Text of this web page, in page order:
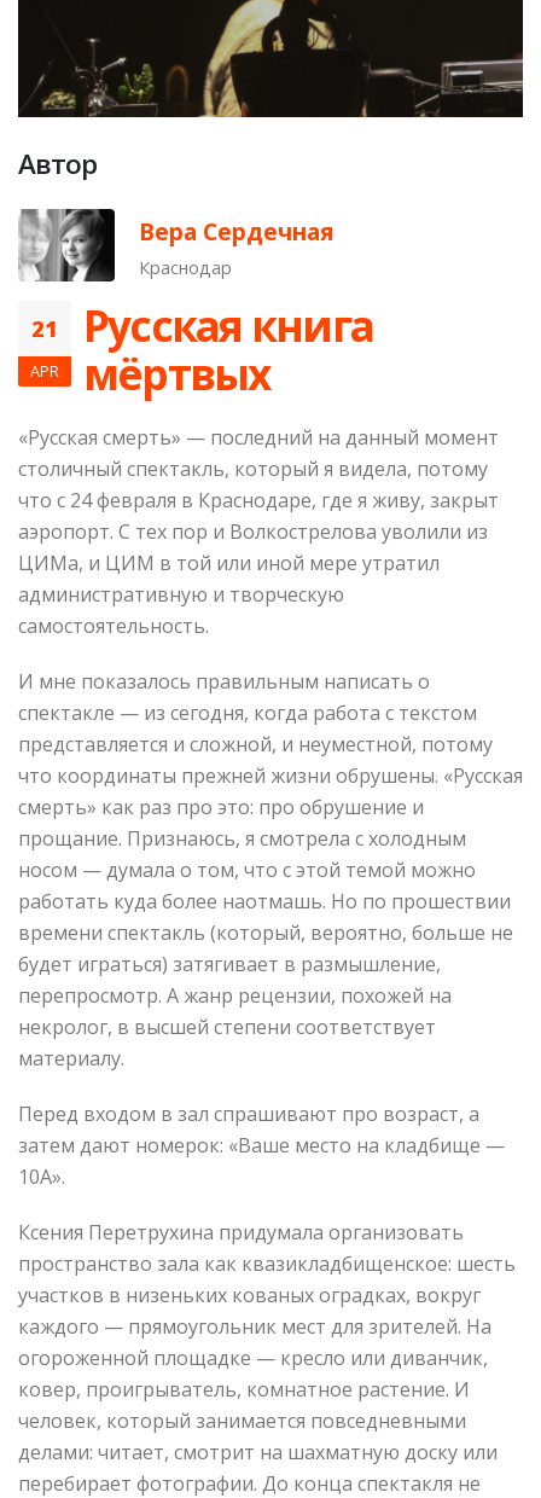
Автор
Вера Сердечная
Краснодар
21
APR
Русская книга
мёртвых
«Русская смерть» — последний на данный момент
столичный спектакль, который я видела, потому
что с 24 февраля в Краснодаре, где я живу, закрыт
аэропорт. С тех пор и Волкострелова уволили из
ЦИМа, и ЦИМ в той или иной мере утратил
административную и творческую
самостоятельность.
И мне показалось правильным написать о
спектакле — из сегодня, когда работа с текстом
представляется и сложной, и неуместной, потому
что координаты прежней жизни обрушены. «Русская
смерть» как раз про это: про обрушение и
прощание. Признаюсь, я смотрела с холодным
носом — думала о том, что с этой темой можно
работать куда более наотмашь. Но по прошествии
времени спектакль (который, вероятно, больше не
будет играться) затягивает в размышление,
перепросмотр. А жанр рецензии, похожей на
некролог, в высшей степени соответствует
материалу.
Перед входом в зал спрашивают про возраст, а
затем дают номерок: «Ваше место на кладбище —
10А».
Ксения Перетрухина придумала организовать
пространство зала как квазикладбищенское: шесть
участков в низеньких кованых оградках, вокруг
каждого — прямоугольник мест для зрителей. На
огороженной площадке — кресло или диванчик,
ковер, проигрыватель, комнатное растение. И
человек, который занимается повседневными
делами: читает, смотрит на шахматную доску или
перебирает фотографии. До конца спектакля не